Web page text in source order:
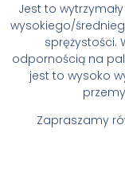
Jest to
wysokiego/
sprężystości.
odpornością na
jest to wysoko
Zapraszamy